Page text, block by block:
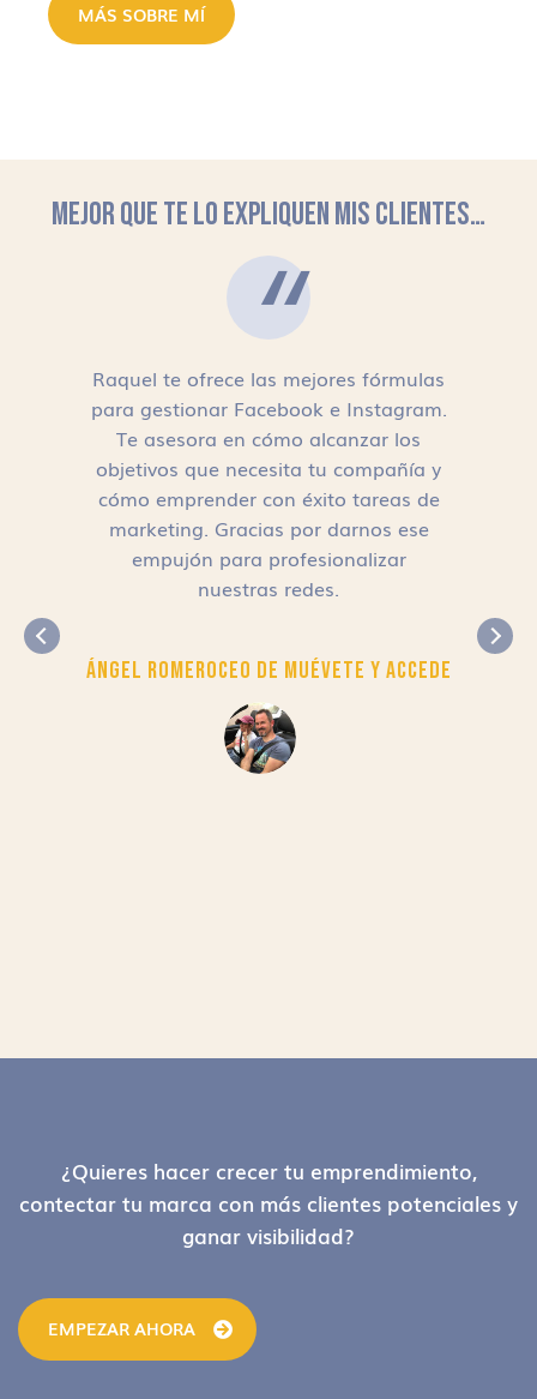
MÁS SOBRE MÍ
MEJOR QUE TE LO EXPLIQUEN MIS CLIENTES…
Raquel te ofrece las mejores fórmulas
para gestionar Facebook e Instagram.
Te asesora en cómo alcanzar los
objetivos que necesita tu compañía y
cómo emprender con éxito tareas de
marketing. Gracias por darnos ese
empujón para profesionalizar
nuestras redes.
Ángel RomeroCEO de Muévete y Accede
Footer¿Quieres hacer crecer tu emprendimiento,
contectar tu marca con más clientes potenciales y
ganar visibilidad?
EMPEZAR AHORA